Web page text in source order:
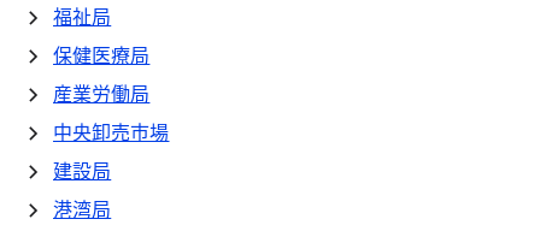
福祉局
保健医療局
産業労働局
中央卸売市場
建設局
港湾局